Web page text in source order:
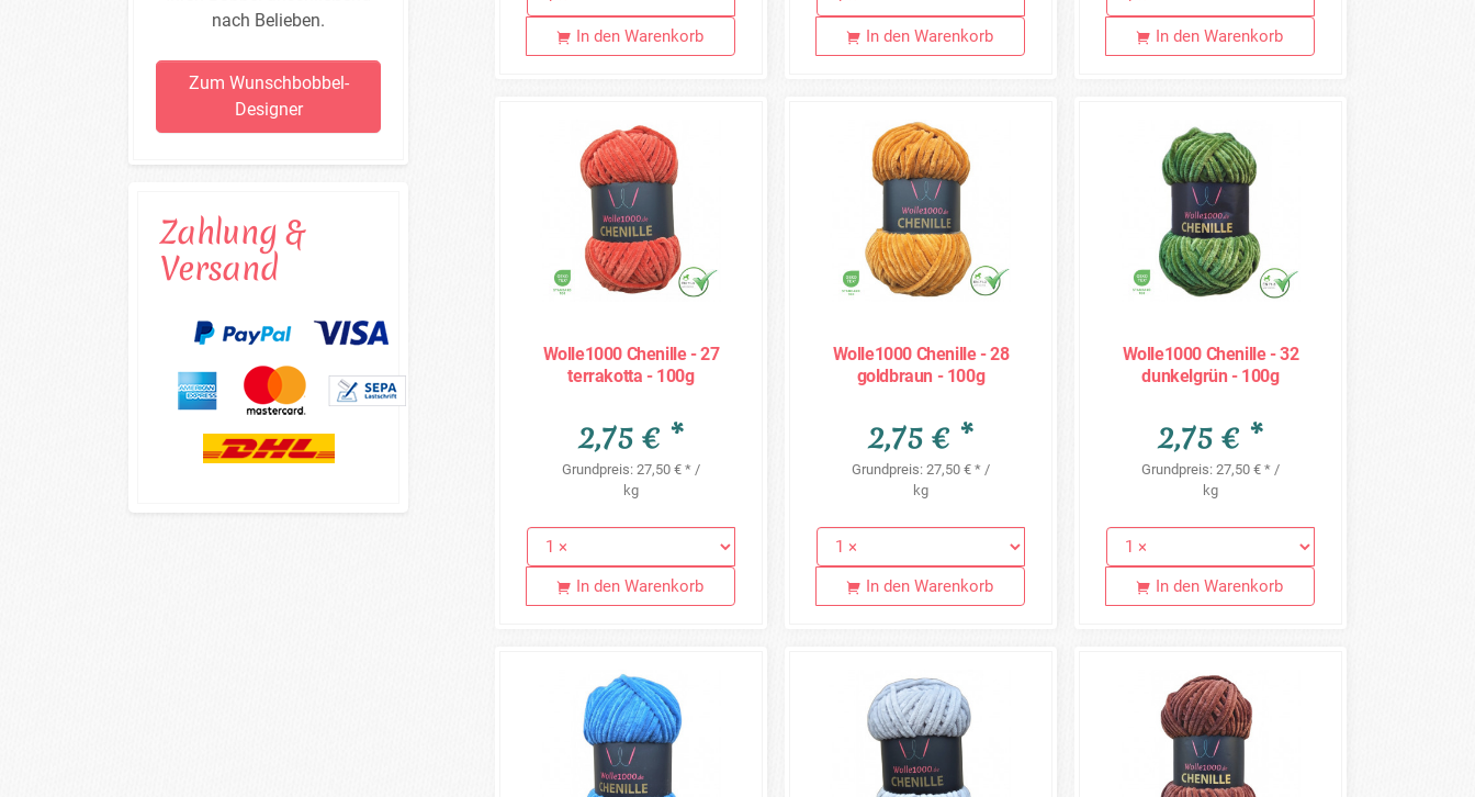
In den Warenkorb In den Warenkorb In den Warenkorb
Wolle1000 Chenille - 27
terrakotta - 100g
2,75 € *
Grundpreis: 27,50 € * /
kg
In den Warenkorb
Wolle1000 Chenille - 28
goldbraun - 100g
2,75 € *
Grundpreis: 27,50 € * /
kg
In den Warenkorb
Wolle1000 Chenille - 32
dunkelgrün - 100g
2,75 € *
Grundpreis: 27,50 € * /
kg
In den Warenkorb
nach Belieben.
Zum Wunschbobbel-
Designer
Zahlung &
Versand